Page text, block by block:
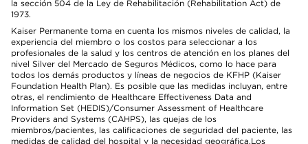
la sección 504 de la Ley de Rehabilitación (Rehabilitation Act) de
1973.
Kaiser Permanente toma en cuenta los mismos niveles de calidad, la
experiencia del miembro o los costos para seleccionar a los
profesionales de la salud y los centros de atención en los planes del
nivel Silver del Mercado de Seguros Médicos, como lo hace para
todos los demás productos y líneas de negocios de KFHP (Kaiser
Foundation Health Plan). Es posible que las medidas incluyan, entre
otras, el rendimiento de Healthcare Effectiveness Data and
Information Set (HEDIS)/Consumer Assessment of Healthcare
Providers and Systems (CAHPS), las quejas de los
miembros/pacientes, las calificaciones de seguridad del paciente, las
medidas de calidad del hospital y la necesidad geográfica.Los